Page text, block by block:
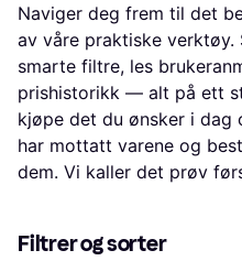
Naviger deg frem til det
av våre praktiske verktøy.
smarte filtre, les
prishistorikk — alt på ett
kjøpe det du ønsker i
har mottatt varene og
dem. Vi kaller det prøv
Filtrer og sorter